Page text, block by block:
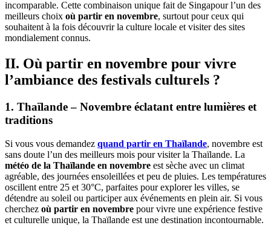
incomparable. Cette combinaison unique fait de Singapour l’un des
meilleurs choix où partir en novembre, surtout pour ceux qui
souhaitent à la fois découvrir la culture locale et visiter des sites
mondialement connus.
II. Où partir en novembre pour vivre
l’ambiance des festivals culturels ?
1. Thaïlande – Novembre éclatant entre lumières et
traditions
Si vous vous demandez quand partir en Thaïlande, novembre est
sans doute l’un des meilleurs mois pour visiter la Thaïlande. La
météo de la Thaïlande en novembre est sèche avec un climat
agréable, des journées ensoleillées et peu de pluies. Les températures
oscillent entre 25 et 30°C, parfaites pour explorer les villes, se
détendre au soleil ou participer aux événements en plein air. Si vous
cherchez où partir en novembre pour vivre une expérience festive
et culturelle unique, la Thaïlande est une destination incontournable.